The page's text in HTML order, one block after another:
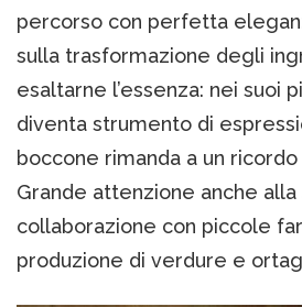
percorso con perfetta
sulla trasformazione degli
esaltarne l’essenza: nei suoi
diventa strumento di
boccone rimanda a un
Grande attenzione anche
collaborazione con piccole
produzione di verdure e